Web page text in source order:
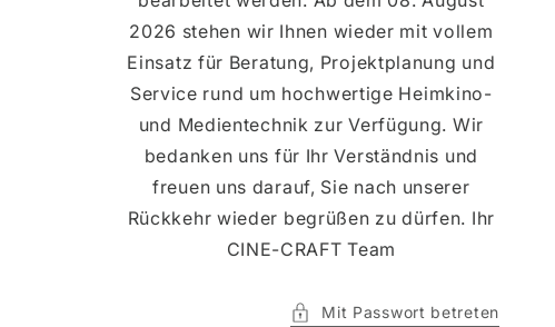
2026 stehen wir Ihnen wieder mit vollem
Einsatz für Beratung, Projektplanung und
Service rund um hochwertige Heimkino-
und Medientechnik zur Verfügung. Wir
bedanken uns für Ihr Verständnis und
freuen uns darauf, Sie nach unserer
Rückkehr wieder begrüßen zu dürfen. Ihr
CINE-CRAFT Team
Mit Passwort betreten